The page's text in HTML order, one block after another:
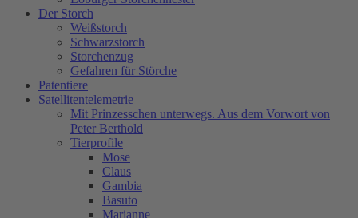
Der Storch
Weißstorch
Schwarzstorch
Storchenzug
Gefahren für Störche
Patentiere
Satellitentelemetrie
Mit Prinzesschen unterwegs. Aus dem Vorwort von
Peter Berthold
Tierprofile
Mose
Claus
Gambia
Basuto
Marianne